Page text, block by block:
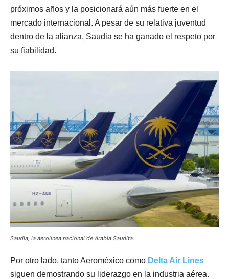
próximos años y la posicionará aún más fuerte en el
mercado internacional. A pesar de su relativa juventud
dentro de la alianza, Saudia se ha ganado el respeto por
su fiabilidad.
Saudia, la aerolínea nacional de Arabia Saudita.
Por otro lado, tanto Aeroméxico como Delta Air Lines
siguen demostrando su liderazgo en la industria aérea.